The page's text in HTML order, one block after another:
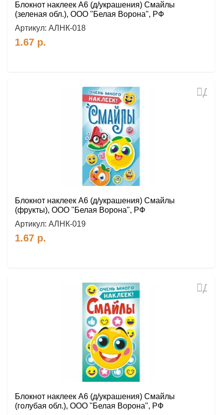
Блокнот наклеек А6 (д/украшения) Смайлы
(зеленая обл.), ООО "Белая Ворона", РФ
Артикул: АЛНК-018
1.67 р.
Блокнот наклеек А6 (д/украшения) Смайлы
(фрукты), ООО "Белая Ворона", РФ
Артикул: АЛНК-019
1.67 р.
Блокнот наклеек А6 (д/украшения) Смайлы
(голубая обл.), ООО "Белая Ворона", РФ